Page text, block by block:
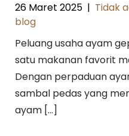
26 Maret 2025 | Tidak
blog
Peluang usaha ayam
satu makanan favorit
Dengan perpaduan
sambal pedas yang
ayam […]